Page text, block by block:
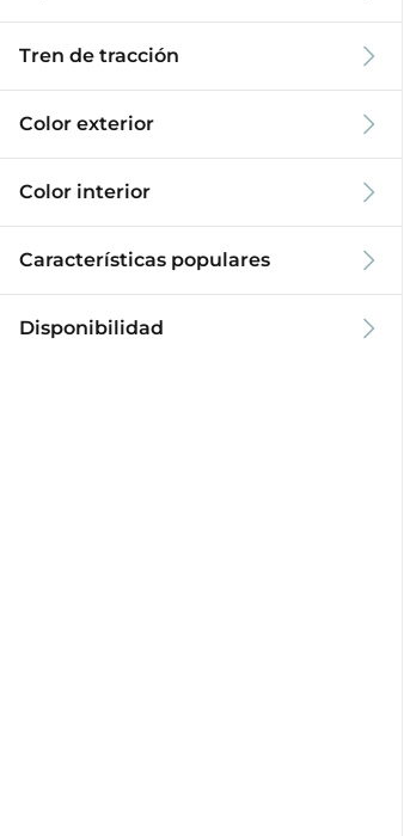
Tren de tracción
Color exterior
Color interior
Características populares
Disponibilidad